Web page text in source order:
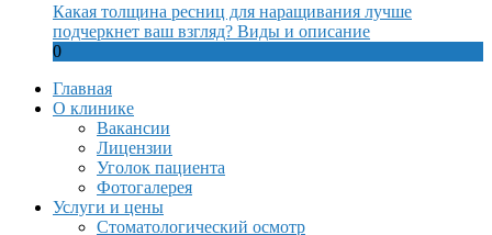
Какая толщина ресниц для наращивания лучше
подчеркнет ваш взгляд? Виды и описание
0
Главная
О клинике
Вакансии
Лицензии
Уголок пациента
Фотогалерея
Услуги и цены
Стоматологический осмотр